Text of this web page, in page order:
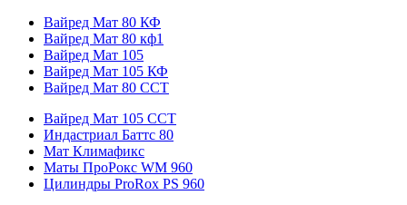
Вайред Мат 80 КФ
Вайред Мат 80 кф1
Вайред Мат 105
Вайред Мат 105 КФ
Вайред Мат 80 ССТ
Вайред Мат 105 ССТ
Индастриал Баттс 80
Мат Климафикс
Маты ПроРокс WM 960
Цилиндры ProRox PS 960